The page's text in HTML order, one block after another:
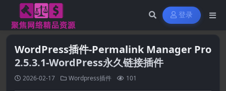
登录
WordPress插件-Permalink Manager Pro
2.5.3.1-WordPress永久链接插件
2026-02-17 Wordpress插件 101